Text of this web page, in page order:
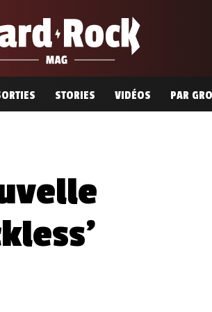
STORIES VIDÉOS PAR